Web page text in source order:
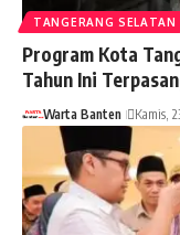
TANGERANG SELATAN
Program Kota
Tahun Ini
Warta Banten Kamis,